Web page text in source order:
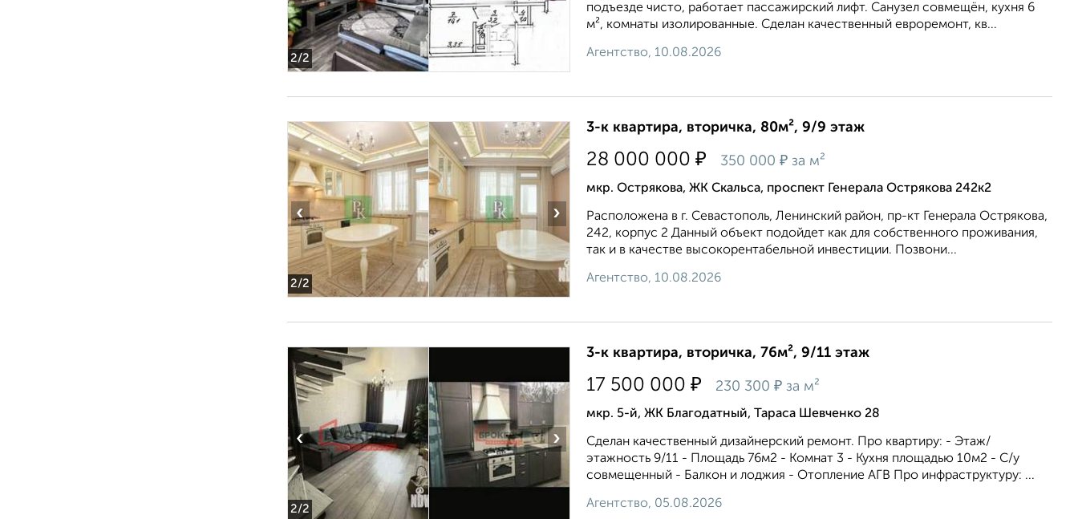
2/2
подъезде чисто, работает пассажирский лифт. Санузел совмещён, кухня 6
м², комнаты изолированные. Сделан качественный евроремонт, кв...
Агентство, 10.08.2026
2/2
‹ ›
3-к квартира, вторичка, 80м², 9/9 этаж
28 000 000 ₽ 350 000 ₽ за м²
мкр. Острякова, ЖК Скальса, проспект Генерала Острякова 242к2
Расположена в г. Севастополь, Ленинский район, пр-кт Генерала Острякова,
242, корпус 2 Данный объект подойдет как для собственного проживания,
так и в качестве высокорентабельной инвестиции. Позвони...
Агентство, 10.08.2026
2/2
‹ ›
3-к квартира, вторичка, 76м², 9/11 этаж
17 500 000 ₽ 230 300 ₽ за м²
мкр. 5-й, ЖК Благодатный, Тараса Шевченко 28
Сделан качественный дизайнерский ремонт. Про квартиру: - Этаж/
этажность 9/11 - Площадь 76м2 - Комнат 3 - Кухня площадью 10м2 - С/у
совмещенный - Балкон и лоджия - Отопление АГВ Про инфраструктуру: ...
Агентство, 05.08.2026